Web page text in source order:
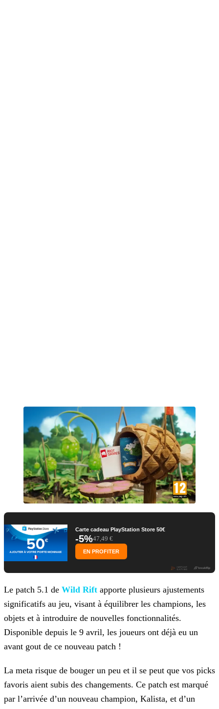
Carte cadeau PlayStation Store 50€
-5%47,49 €
EN PROFITER
Le patch 5.1 de Wild Rift apporte plusieurs ajustements
significatifs au jeu, visant à équilibrer les champions, les
objets et à introduire de nouvelles fonctionnalités.
Disponible depuis le 9 avril, les joueurs ont déjà eu un
avant gout de ce nouveau patch !
La meta risque de bouger un peu et il se peut que vos picks
favoris aient subis des changements. Ce patch est marqué
par l’arrivée d’un nouveau champion, Kalista, et d’un